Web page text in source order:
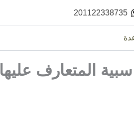
201122338735
المتعارف عليها